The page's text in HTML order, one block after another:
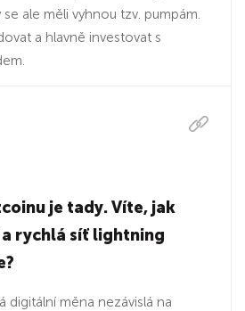
se ale měli vyhnou tzv. pumpám.
a hlavně investovat s
je tady. Víte, jak
rychlá síť lightning
digitální měna nezávislá na